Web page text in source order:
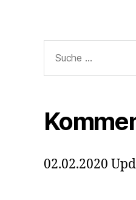
nach:
02.02.2020